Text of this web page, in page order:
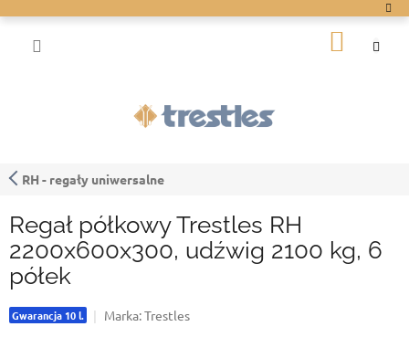
do
RH - regały uniwersalne
Regał półkowy Trestles RH
2200x600x300, udźwig 2100 kg, 6
półek
Gwarancja 10 l. Marka:Trestles